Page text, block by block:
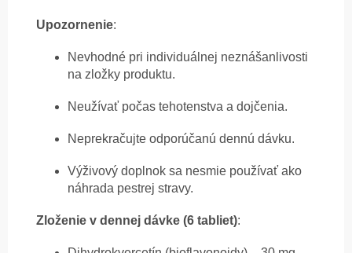
Upozornenie:
Nevhodné pri individuálnej neznášanlivosti
na zložky produktu.
Neužívať počas tehotenstva a dojčenia.
Neprekračujte odporúčanú dennú dávku.
Výživový doplnok sa nesmie používať ako
náhrada pestrej stravy.
Zloženie v dennej dávke (6 tabliet):